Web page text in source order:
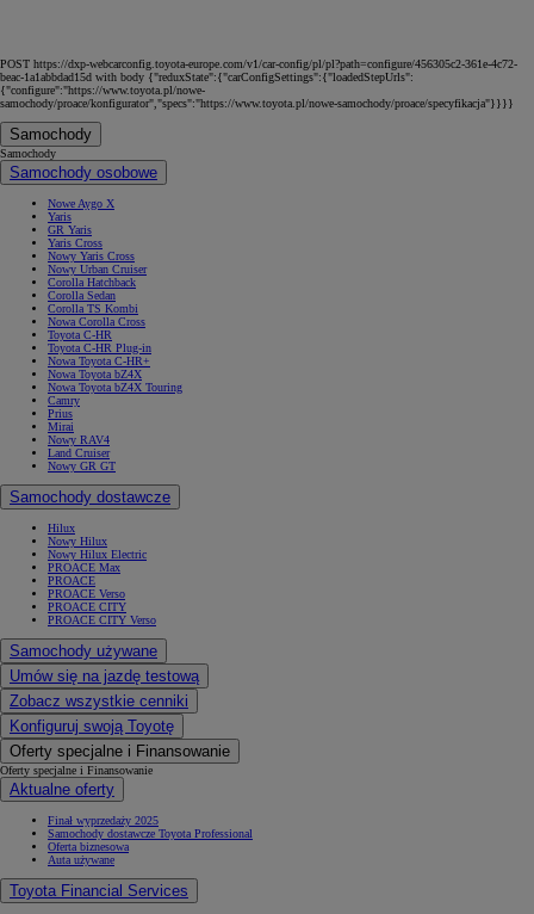
POST https://dxp-webcarconfig.toyota-europe.com/v1/car-config/pl/pl?path=configure/456305c2-361e-4c72-
beac-1a1abbdad15d with body {"reduxState":{"carConfigSettings":{"loadedStepUrls":
{"configure":"https://www.toyota.pl/nowe-
samochody/proace/konfigurator","specs":"https://www.toyota.pl/nowe-samochody/proace/specyfikacja"}}}}
Samochody
Samochody
Samochody osobowe
Nowe Aygo X
Yaris
GR Yaris
Yaris Cross
Nowy Yaris Cross
Nowy Urban Cruiser
Corolla Hatchback
Corolla Sedan
Corolla TS Kombi
Nowa Corolla Cross
Toyota C-HR
Toyota C-HR Plug-in
Nowa Toyota C-HR+
Nowa Toyota bZ4X
Nowa Toyota bZ4X Touring
Camry
Prius
Mirai
Nowy RAV4
Land Cruiser
Nowy GR GT
Samochody dostawcze
Hilux
Nowy Hilux
Nowy Hilux Electric
PROACE Max
PROACE
PROACE Verso
PROACE CITY
PROACE CITY Verso
Samochody używane
Umów się na jazdę testową
Zobacz wszystkie cenniki
Konfiguruj swoją Toyotę
Oferty specjalne i Finansowanie
Oferty specjalne i Finansowanie
Aktualne oferty
Finał wyprzedaży 2025
Samochody dostawcze Toyota Professional
Oferta biznesowa
Auta używane
Toyota Financial Services